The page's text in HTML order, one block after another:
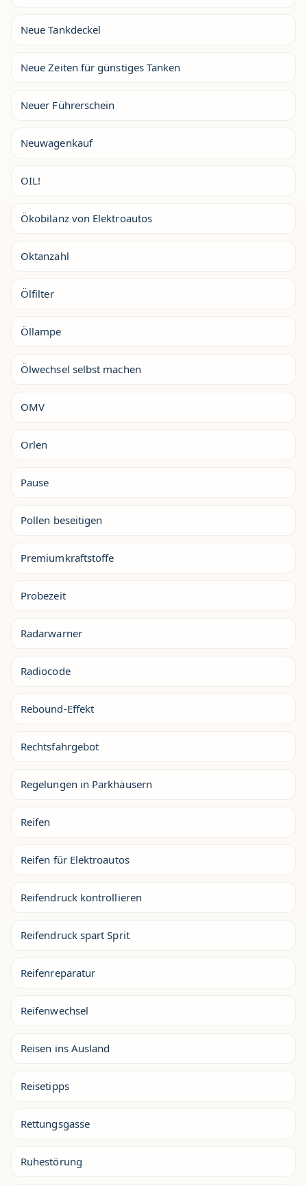
Neue Tankdeckel
Neue Zeiten für günstiges Tanken
Neuer Führerschein
Neuwagenkauf
OIL!
Ökobilanz von Elektroautos
Oktanzahl
Ölfilter
Öllampe
Ölwechsel selbst machen
OMV
Orlen
Pause
Pollen beseitigen
Premiumkraftstoffe
Probezeit
Radarwarner
Radiocode
Rebound-Effekt
Rechtsfahrgebot
Regelungen in Parkhäusern
Reifen
Reifen für Elektroautos
Reifendruck kontrollieren
Reifendruck spart Sprit
Reifenreparatur
Reifenwechsel
Reisen ins Ausland
Reisetipps
Rettungsgasse
Ruhestörung